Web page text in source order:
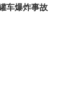
车爆炸事故